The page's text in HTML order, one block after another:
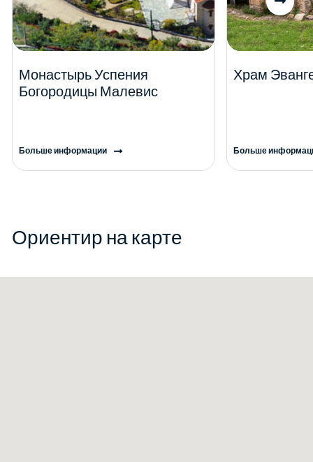
Монастырь Успения
Богородицы Малевис
Больше информации
Храм
Больше
Ориентир на карте